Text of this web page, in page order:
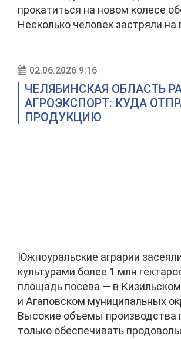
прокатиться на новом колесе
Несколько человек застряли на
02.06.2026 9:16
ЧЕЛЯБИНСКАЯ ОБЛАСТЬ
АГРОЭКСПОРТ: КУДА
ПРОДУКЦИЮ
Южноуральские аграрии
культурами более 1 млн
площадь посева — в
и Агаповском муниципальных
Высокие объемы производства
только обеспечивать